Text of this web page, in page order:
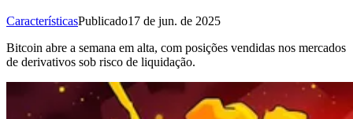
CaracterísticasPublicado17 de jun. de 2025
Bitcoin abre a semana em alta, com posições vendidas nos mercados
de derivativos sob risco de liquidação.